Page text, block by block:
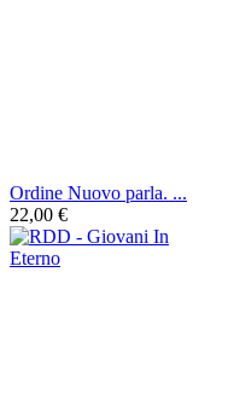
Ordine Nuovo parla. ...
22,00 €